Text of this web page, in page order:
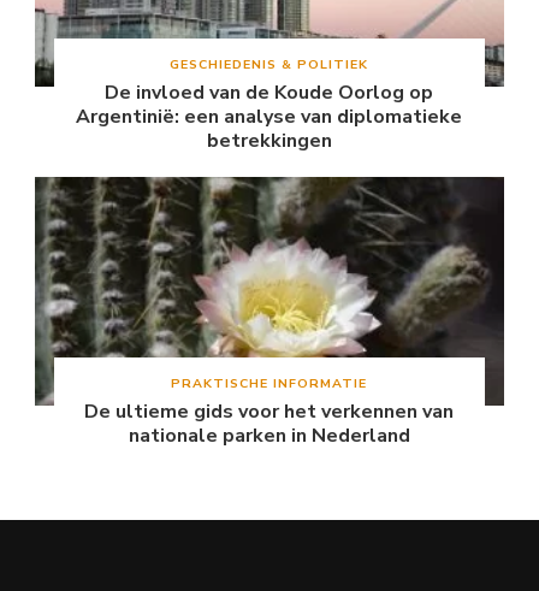
GESCHIEDENIS & POLITIEK
De invloed van de Koude Oorlog op
Argentinië: een analyse van diplomatieke
betrekkingen
PRAKTISCHE INFORMATIE
De ultieme gids voor het verkennen van
nationale parken in Nederland